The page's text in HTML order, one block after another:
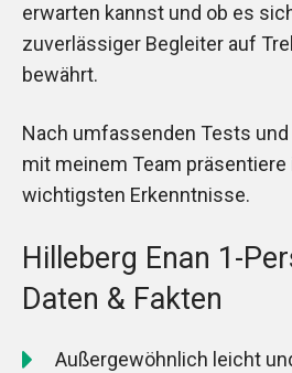
erwarten kannst und ob es
zuverlässiger Begleiter auf
bewährt.
Nach umfassenden Tests
mit meinem Team präsentiere
wichtigsten Erkenntnisse.
Hilleberg Enan 1-
Daten & Fakten
Außergewöhnlich leicht